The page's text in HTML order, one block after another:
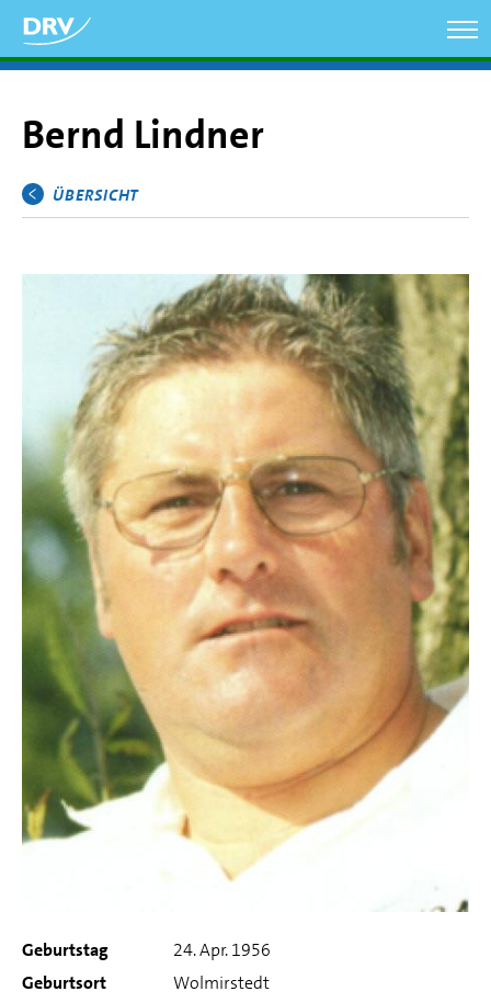
zum
Inhalt
Bernd Lindner
Hauptmenü
ÜBERSICHT
Geburtstag
24. Apr. 1956
Geburtsort
Wolmirstedt